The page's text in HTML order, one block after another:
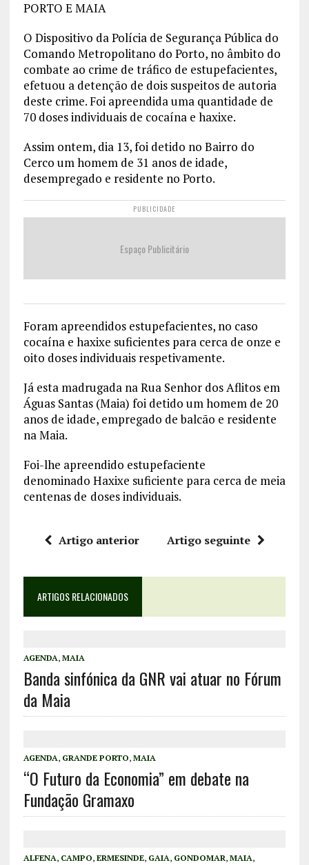
PORTO E MAIA
O Dispositivo da Polícia de Segurança Pública do
Comando Metropolitano do Porto, no âmbito do
combate ao crime de tráfico de estupefacientes,
efetuou a detenção de dois suspeitos de autoria
deste crime. Foi apreendida uma quantidade de
70 doses individuais de cocaína e haxixe.
Assim ontem, dia 13, foi detido no Bairro do
Cerco um homem de 31 anos de idade,
desempregado e residente no Porto.
PUBLICIDADE
Espaço Publicitário
Foram apreendidos estupefacientes, no caso
cocaína e haxixe suficientes para cerca de onze e
oito doses individuais respetivamente.
Já esta madrugada na Rua Senhor dos Aflitos em
Águas Santas (Maia) foi detido um homem de 20
anos de idade, empregado de balcão e residente
na Maia.
Foi-lhe apreendido estupefaciente
denominado Haxixe suficiente para cerca de meia
centenas de doses individuais.
Artigo anterior Artigo seguinte
ARTIGOS RELACIONADOS
AGENDA, MAIA
Banda sinfónica da GNR vai atuar no Fórum
da Maia
AGENDA, GRANDE PORTO, MAIA
“O Futuro da Economia” em debate na
Fundação Gramaxo
ALFENA, CAMPO, ERMESINDE, GAIA, GONDOMAR, MAIA,